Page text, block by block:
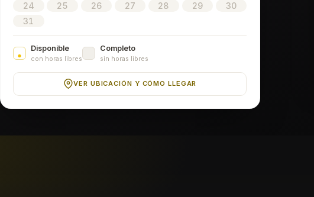
24
25 26 27 28 29
30
31
Disponible
con horas libres
Completo
sin horas libres
VER UBICACIÓN Y CÓMO LLEGAR